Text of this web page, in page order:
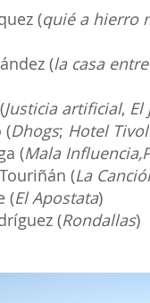
(quié a hierro
(la casa
Justicia artificial, El
(Dhogs; Hotel
(Mala Influencia,
(La
(El Apostata)
(Rondallas)